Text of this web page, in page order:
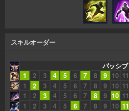
スキルオーダー
パッシブ
1
2 3 4 5 6 7 8 9 10 11
1
2 3 4 5 6 7 8 9 10 11
1
2 3 4 5 6 7 8 9 10 11
1
2 3 4 5 6 7 8 9 10 11